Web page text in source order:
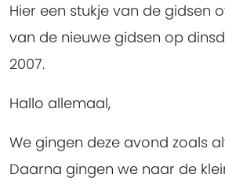
Hier een stukje van de gidsen
van de nieuwe gidsen op
2007.
Hallo allemaal,
We gingen deze avond zoals
Daarna gingen we naar de